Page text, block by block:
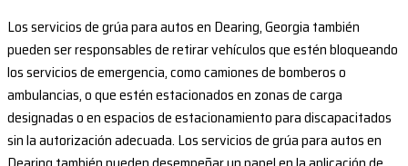
Los servicios de grúa para autos en Dearing, Georgia también
pueden ser responsables de retirar vehículos que estén bloqueando
los servicios de emergencia, como camiones de bomberos o
ambulancias, o que estén estacionados en zonas de carga
designadas o en espacios de estacionamiento para discapacitados
sin la autorización adecuada. Los servicios de grúa para autos en